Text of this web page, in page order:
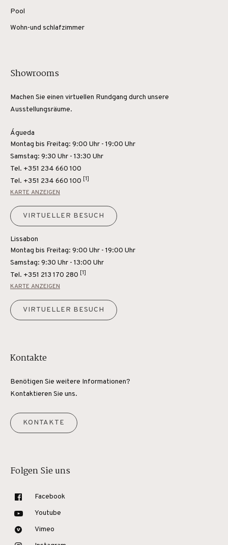
Pool
Wohn-und schlafzimmer
Showrooms
Machen Sie einen virtuellen Rundgang durch unsere
Ausstellungsräume.
Águeda
Montag bis Freitag: 9:00 Uhr - 19:00 Uhr
Samstag: 9:30 Uhr - 13:30 Uhr
Tel. +351 234 660 100
Tel. +351 234 660 100 [1]
KARTE ANZEIGEN
VIRTUELLER BESUCH
Lissabon
Montag bis Freitag: 9:00 Uhr - 19:00 Uhr
Samstag: 9:30 Uhr - 13:00 Uhr
Tel. +351 213 170 280 [1]
KARTE ANZEIGEN
VIRTUELLER BESUCH
Kontakte
Benötigen Sie weitere Informationen?
Kontaktieren Sie uns.
KONTAKTE
Folgen Sie uns
Facebook
Youtube
Vimeo